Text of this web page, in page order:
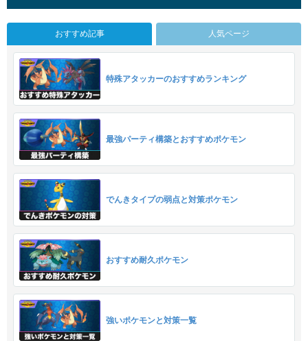
おすすめ記事 人気ページ
特殊アタッカーのおすすめランキング
最強パーティ構築とおすすめポケモン
でんきタイプの弱点と対策ポケモン
おすすめ耐久ポケモン
強いポケモンと対策一覧